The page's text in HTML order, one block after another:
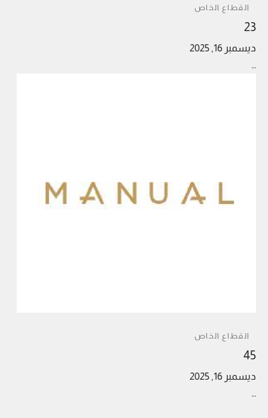
القطاع الخاص
23
ديسمبر 16, 2025
…
القطاع الخاص
45
ديسمبر 16, 2025
…